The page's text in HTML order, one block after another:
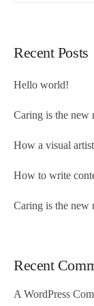
Recent Posts
Hello world!
Caring is the new
How a visual
How to write
Caring is the new
Recent
A WordPress